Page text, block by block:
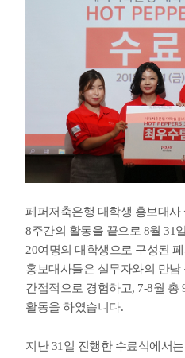
페퍼저축은행 대학생 홍보대사
8주간의 활동을 끝으로 8월 31
20여명의 대학생으로 구성된
홍보대사들은 실무자와의 만남
간접적으로 경험하고, 7-8월 총
활동을 하였습니다.
지난 31일 진행한 수료식에서